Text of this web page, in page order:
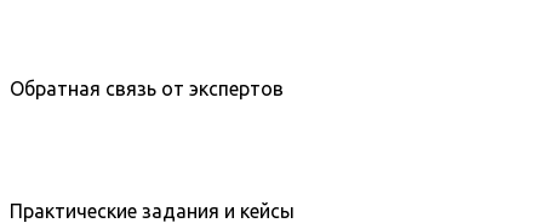
Обратная связь от экспертов
Практические задания и кейсы